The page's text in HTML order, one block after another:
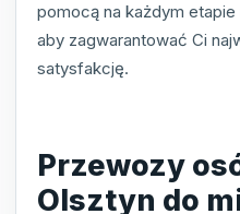
pomocą na każdym
aby zagwarantować Ci
satysfakcję.
Przewozy
Olsztyn do